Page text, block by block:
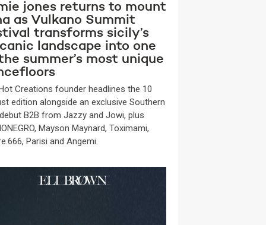
jones returns to mount
as Vulkano Summit
transforms sicily’s
landscape into one
summer’s most unique
Creations founder headlines the 10
edition alongside an exclusive Southern
B2B from Jazzy and Jowi, plus
Mayson Maynard, Toximami,
Parisi and Angemi.